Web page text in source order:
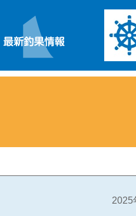
2025